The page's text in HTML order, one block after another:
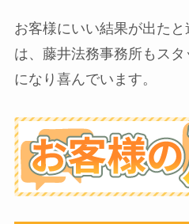
お客様にいい結果が出た
は、藤井法務事務所もス
になり喜んでいます。